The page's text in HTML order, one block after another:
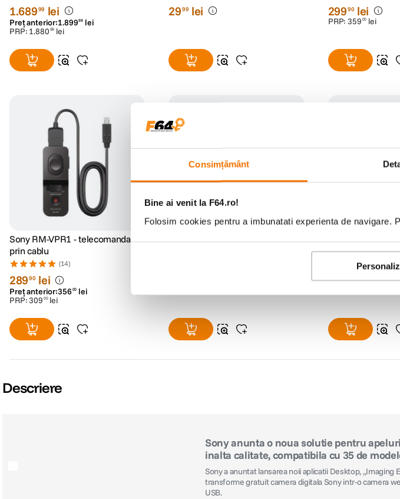
Consimțământ
Bine ai venit la F64.ro!
Folosim cookies pentru a imbunatati experienta de navigare.
1.68999 lei
Preț anterior:1.89999 lei
PRP: 1.880 99 lei
2999 lei 29990 lei
PRP:359 00 lei
Sony RM-VPR1 - telecomanda
prin cablu
(14)
28990 lei
Preț anterior:35600 lei
PRP:309 00 lei
Sony 35mm F1.8 OSS Obiectiv
Kaiser 6056 -
frontal pentru
(3)
999 lei
Descriere
Sony anunta o noua solutie pentru
inalta calitate, compatibila cu 35 de
Sony a anuntat lansarea noii aplicatii Desktop,
transforme gratuit camera digitala Sony intr-o camera
USB.